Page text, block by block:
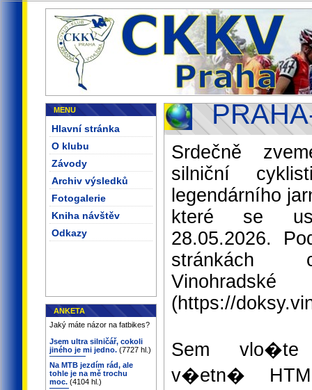
MENU
Hlavní stránka
O klubu
Závody
Archiv výsledků
Fotogalerie
Kniha návštěv
Odkazy
ANKETA
Jaký máte názor na fatbikes?
Jsem ultra silničář, cokoli
jiného je mi jedno. (7727 hl.)
Na MTB jezdím rád, ale
tohle je na mě trochu
moc. (4104 hl.)
Srdečně
silniční
legendárního
které se
28.05.2026.
stránkách
(https://
Sem
v�etn�